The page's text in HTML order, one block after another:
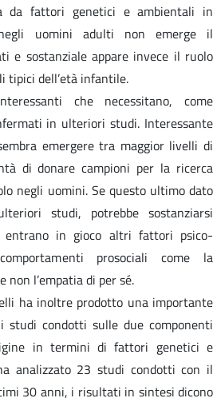
da fattori genetici e ambientali in
uomini adulti non emerge il
e sostanziale appare invece il ruolo
tipici dell’età infantile.
che necessitano, come
in ulteriori studi. Interessante
emergere tra maggior livelli di
di donare campioni per la ricerca
negli uomini. Se questo ultimo dato
studi, potrebbe sostanziarsi
entrano in gioco altri fattori psico-
prosociali come la
non l’empatia di per sé.
ha inoltre prodotto una importante
studi condotti sulle due componenti
in termini di fattori genetici e
analizzato 23 studi condotti con il
30 anni, i risultati in sintesi dicono